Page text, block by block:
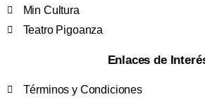
Min Cultura
Teatro Pigoanza
Enlaces de
Términos y Condiciones